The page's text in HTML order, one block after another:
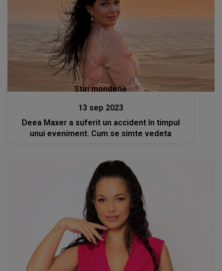
Stiri mondene
13 sep 2023
Deea Maxer a suferit un accident în timpul
unui eveniment. Cum se simte vedeta